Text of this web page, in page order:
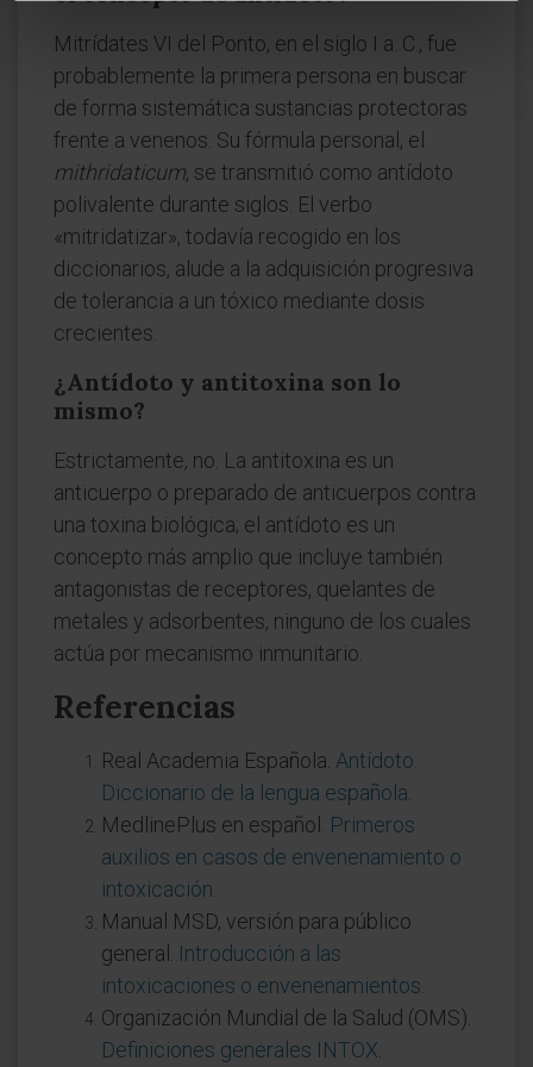
Mitrídates VI del Ponto, en el siglo I a. C., fue
probablemente la primera persona en buscar
de forma sistemática sustancias protectoras
frente a venenos. Su fórmula personal, el
mithridaticum, se transmitió como antídoto
polivalente durante siglos. El verbo
«mitridatizar», todavía recogido en los
diccionarios, alude a la adquisición progresiva
de tolerancia a un tóxico mediante dosis
crecientes.
¿Antídoto y antitoxina son lo
mismo?
Estrictamente, no. La antitoxina es un
anticuerpo o preparado de anticuerpos contra
una toxina biológica; el antídoto es un
concepto más amplio que incluye también
antagonistas de receptores, quelantes de
metales y adsorbentes, ninguno de los cuales
actúa por mecanismo inmunitario.
Referencias
Real Academia Española. Antídoto.
Diccionario de la lengua española
MedlinePlus en español. Primeros
auxilios en casos de envenenamiento o
intoxicación
Manual MSD, versión para público
general. Introducción a las
intoxicaciones o envenenamientos
Organización Mundial de la Salud (OMS).
Definiciones generales INTOX